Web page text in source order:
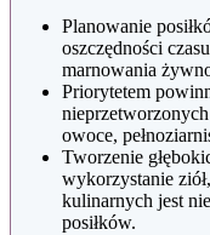
Planowanie
oszczędności
marnowania
Priorytetem
owoce,
Tworzenie
wykorzystanie
kulinarnych jest
posiłków.